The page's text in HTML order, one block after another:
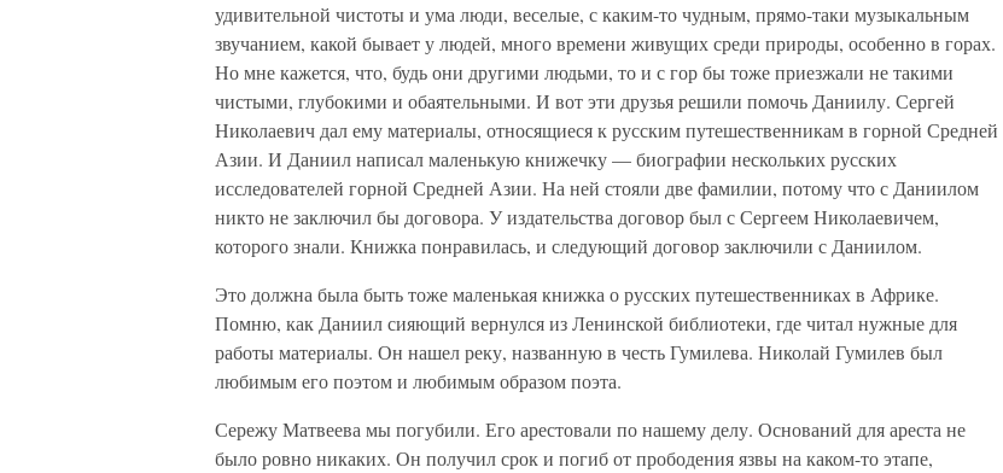
удивительной чистоты и ума люди, веселые, с каким-то чудным, прямо-таки музыкальным
звучанием, какой бывает у людей, много времени живущих среди природы, особенно в горах.
Но мне кажется, что, будь они другими людьми, то и с гор бы тоже приезжали не такими
чистыми, глубокими и обаятельными. И вот эти друзья решили помочь Даниилу. Сергей
Николаевич дал ему материалы, относящиеся к русским путешественникам в горной Средней
Азии. И Даниил написал маленькую книжечку — биографии нескольких русских
исследователей горной Средней Азии. На ней стояли две фамилии, потому что с Даниилом
никто не заключил бы договора. У издательства договор был с Сергеем Николаевичем,
которого знали. Книжка понравилась, и следующий договор заключили с Даниилом.
Это должна была быть тоже маленькая книжка о русских путешественниках в Африке.
Помню, как Даниил сияющий вернулся из Ленинской библиотеки, где читал нужные для
работы материалы. Он нашел реку, названную в честь Гумилева. Николай Гумилев был
любимым его поэтом и любимым образом поэта.
Сережу Матвеева мы погубили. Его арестовали по нашему делу. Оснований для ареста не
было ровно никаких. Он получил срок и погиб от прободения язвы на каком-то этапе,